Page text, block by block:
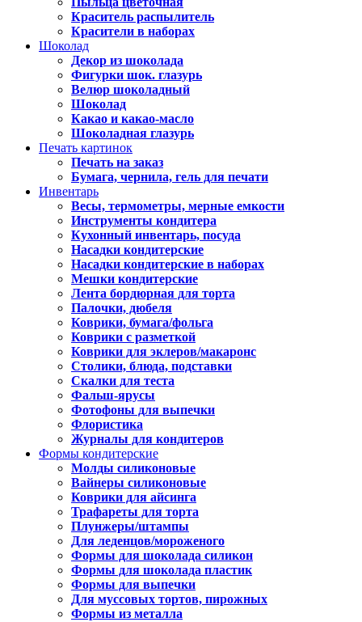
Краситель распылитель
Красители в наборах
Шоколад
Декор из шоколада
Фигурки шок. глазурь
Велюр шоколадный
Шоколад
Какао и какао-масло
Шоколадная глазурь
Печать картинок
Печать на заказ
Бумага, чернила, гель для печати
Инвентарь
Весы, термометры, мерные емкости
Инструменты кондитера
Кухонный инвентарь, посуда
Насадки кондитерские
Насадки кондитерские в наборах
Мешки кондитерские
Лента бордюрная для торта
Палочки, дюбеля
Коврики, бумага/фольга
Коврики с разметкой
Коврики для эклеров/макаронс
Столики, блюда, подставки
Скалки для теста
Фальш-ярусы
Фотофоны для выпечки
Флористика
Журналы для кондитеров
Формы кондитерские
Молды силиконовые
Вайнеры силиконовые
Коврики для айсинга
Трафареты для торта
Плунжеры/штампы
Для леденцов/мороженого
Формы для шоколада силикон
Формы для шоколада пластик
Формы для выпечки
Для муссовых тортов, пирожных
Формы из металла